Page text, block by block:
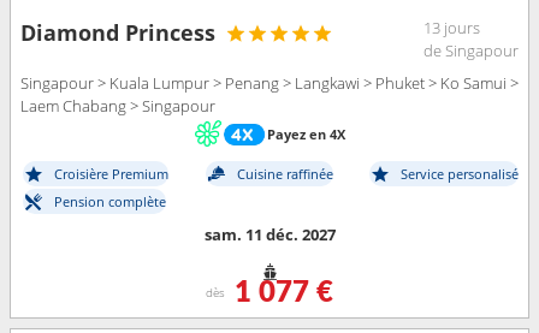
Diamond Princess
13 jours
de Singapour
Singapour > Kuala Lumpur > Penang > Langkawi > Phuket > Ko Samui >
Laem Chabang > Singapour
Payez en 4X
Croisière Premium Cuisine raffinée
Service personalisé
Pension complète
sam. 11 déc. 2027
dès 1 077 €